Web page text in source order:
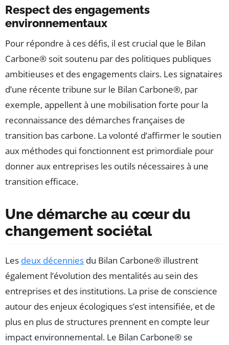
Respect des engagements
environnementaux
Pour répondre à ces défis, il est crucial que le Bilan
Carbone® soit soutenu par des politiques publiques
ambitieuses et des engagements clairs. Les signataires
d’une récente tribune sur le Bilan Carbone®, par
exemple, appellent à une mobilisation forte pour la
reconnaissance des démarches françaises de
transition bas carbone. La volonté d’affirmer le soutien
aux méthodes qui fonctionnent est primordiale pour
donner aux entreprises les outils nécessaires à une
transition efficace.
Une démarche au cœur du
changement sociétal
Les deux décennies du Bilan Carbone® illustrent
également l’évolution des mentalités au sein des
entreprises et des institutions. La prise de conscience
autour des enjeux écologiques s’est intensifiée, et de
plus en plus de structures prennent en compte leur
impact environnemental. Le Bilan Carbone® se